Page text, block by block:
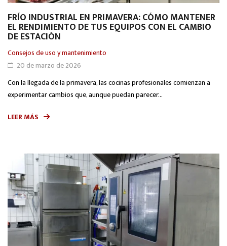
FRÍO INDUSTRIAL EN PRIMAVERA: CÓMO MANTENER
EL RENDIMIENTO DE TUS EQUIPOS CON EL CAMBIO
DE ESTACIÓN
Consejos de uso y mantenimiento
20 de marzo de 2026
Con la llegada de la primavera, las cocinas profesionales comienzan a
experimentar cambios que, aunque puedan parecer...
LEER MÁS